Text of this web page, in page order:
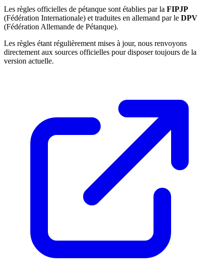
Les règles officielles de pétanque sont établies par la FIPJP
(Fédération Internationale) et traduites en allemand par le DPV
(Fédération Allemande de Pétanque).
Les règles étant régulièrement mises à jour, nous renvoyons
directement aux sources officielles pour disposer toujours de la
version actuelle.